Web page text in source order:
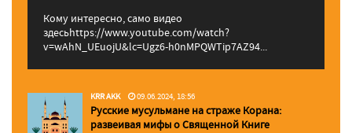
Кому интересно, само видео
здесьhttps://www.youtube.com/watch?
v=wAhN_UEuojU&lc=Ugz6-h0nMPQWTip7AZ94...
KRR AKK 09.06.2024, 18:56
Русские мусульмане на страже Корана:
pазвеивая мифы о Священной Книге